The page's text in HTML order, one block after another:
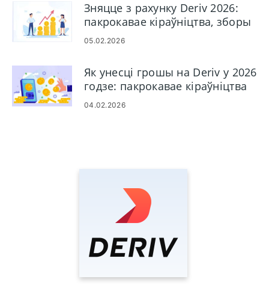
Зняцце з рахунку Deriv 2026:
пакрокавае кіраўніцтва, зборы
і час апрацоўкі
05.02.2026
Як унесці грошы на Deriv у 2026
годзе: пакрокавае кіраўніцтва
па фінансаванні, зборы і час
04.02.2026